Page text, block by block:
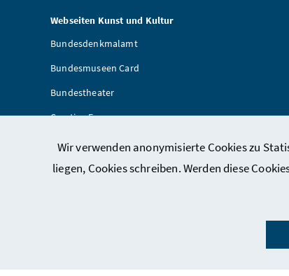
Wir verwenden anonymisierte Cookies zu
liegen, Cookies schreiben. Werden diese
Webseiten Kunst und Kultur
Bundesdenkmalamt
Bundesmuseen Card
Bundestheater
Creative Europe
Artothek
Provenienzforschung